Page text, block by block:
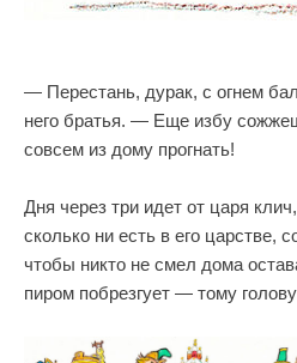
— Перестань, дурак, с огнем
него братья. — Еще избу
совсем из дому прогнать!
Дня через три идет от царя
сколько ни есть в его царстве,
чтобы никто не смел дома
пиром побрезгует — тому